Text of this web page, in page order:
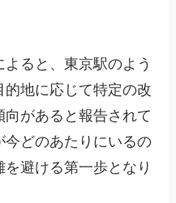
ると、東京駅のよう
地に応じて特定の改
があると報告されて
どのあたりにいるの
避ける第一歩となり